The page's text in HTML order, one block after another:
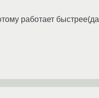
работает быстрее(да